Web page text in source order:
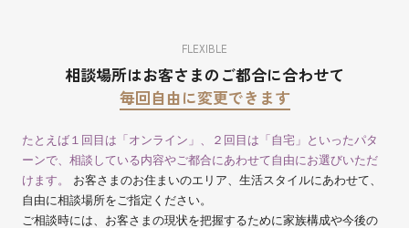
FLEXIBLE
相談場所はお客さまのご都合に合わせて
毎回自由に変更できます
たとえば１回目は「オンライン」、２回目は「自宅」といったパタ
ーンで、相談している内容やご都合にあわせて自由にお選びいただ
けます。
お客さまのお住まいのエリア、生活スタイルにあわせて、
自由に相談場所をご指定ください。
ご相談時には、お客さまの現状を把握するために家族構成や今後の